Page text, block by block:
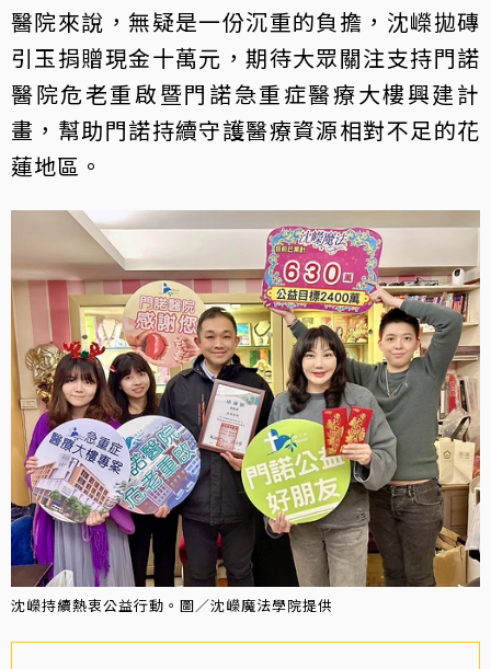
醫院來說，無疑是一份沉重的負擔，沈嶸拋磚
引玉捐贈現金十萬元，期待大眾關注支持門諾
醫院危老重啟暨門諾急重症醫療大樓興建計
畫，幫助門諾持續守護醫療資源相對不足的花
蓮地區。
沈嶸持續熱衷公益行動。圖／沈嶸魔法學院提供